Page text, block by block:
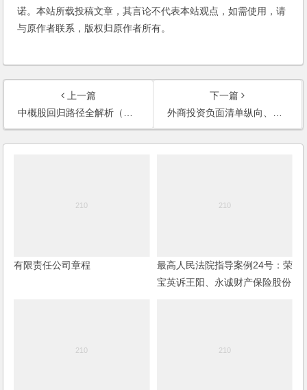
诺。本站所载投稿文章，其言论不代表本站观点，如需使用，请
与原作者联系，版权归原作者所有。
上一篇
中概股回归路径全解析（中篇）——新三板通道
下一篇
外商投资负面清单纵向、横向对比看
有限责任公司章程
最高人民法院指导案例24号：荣
宝英诉王阳、永诚财产保险股份